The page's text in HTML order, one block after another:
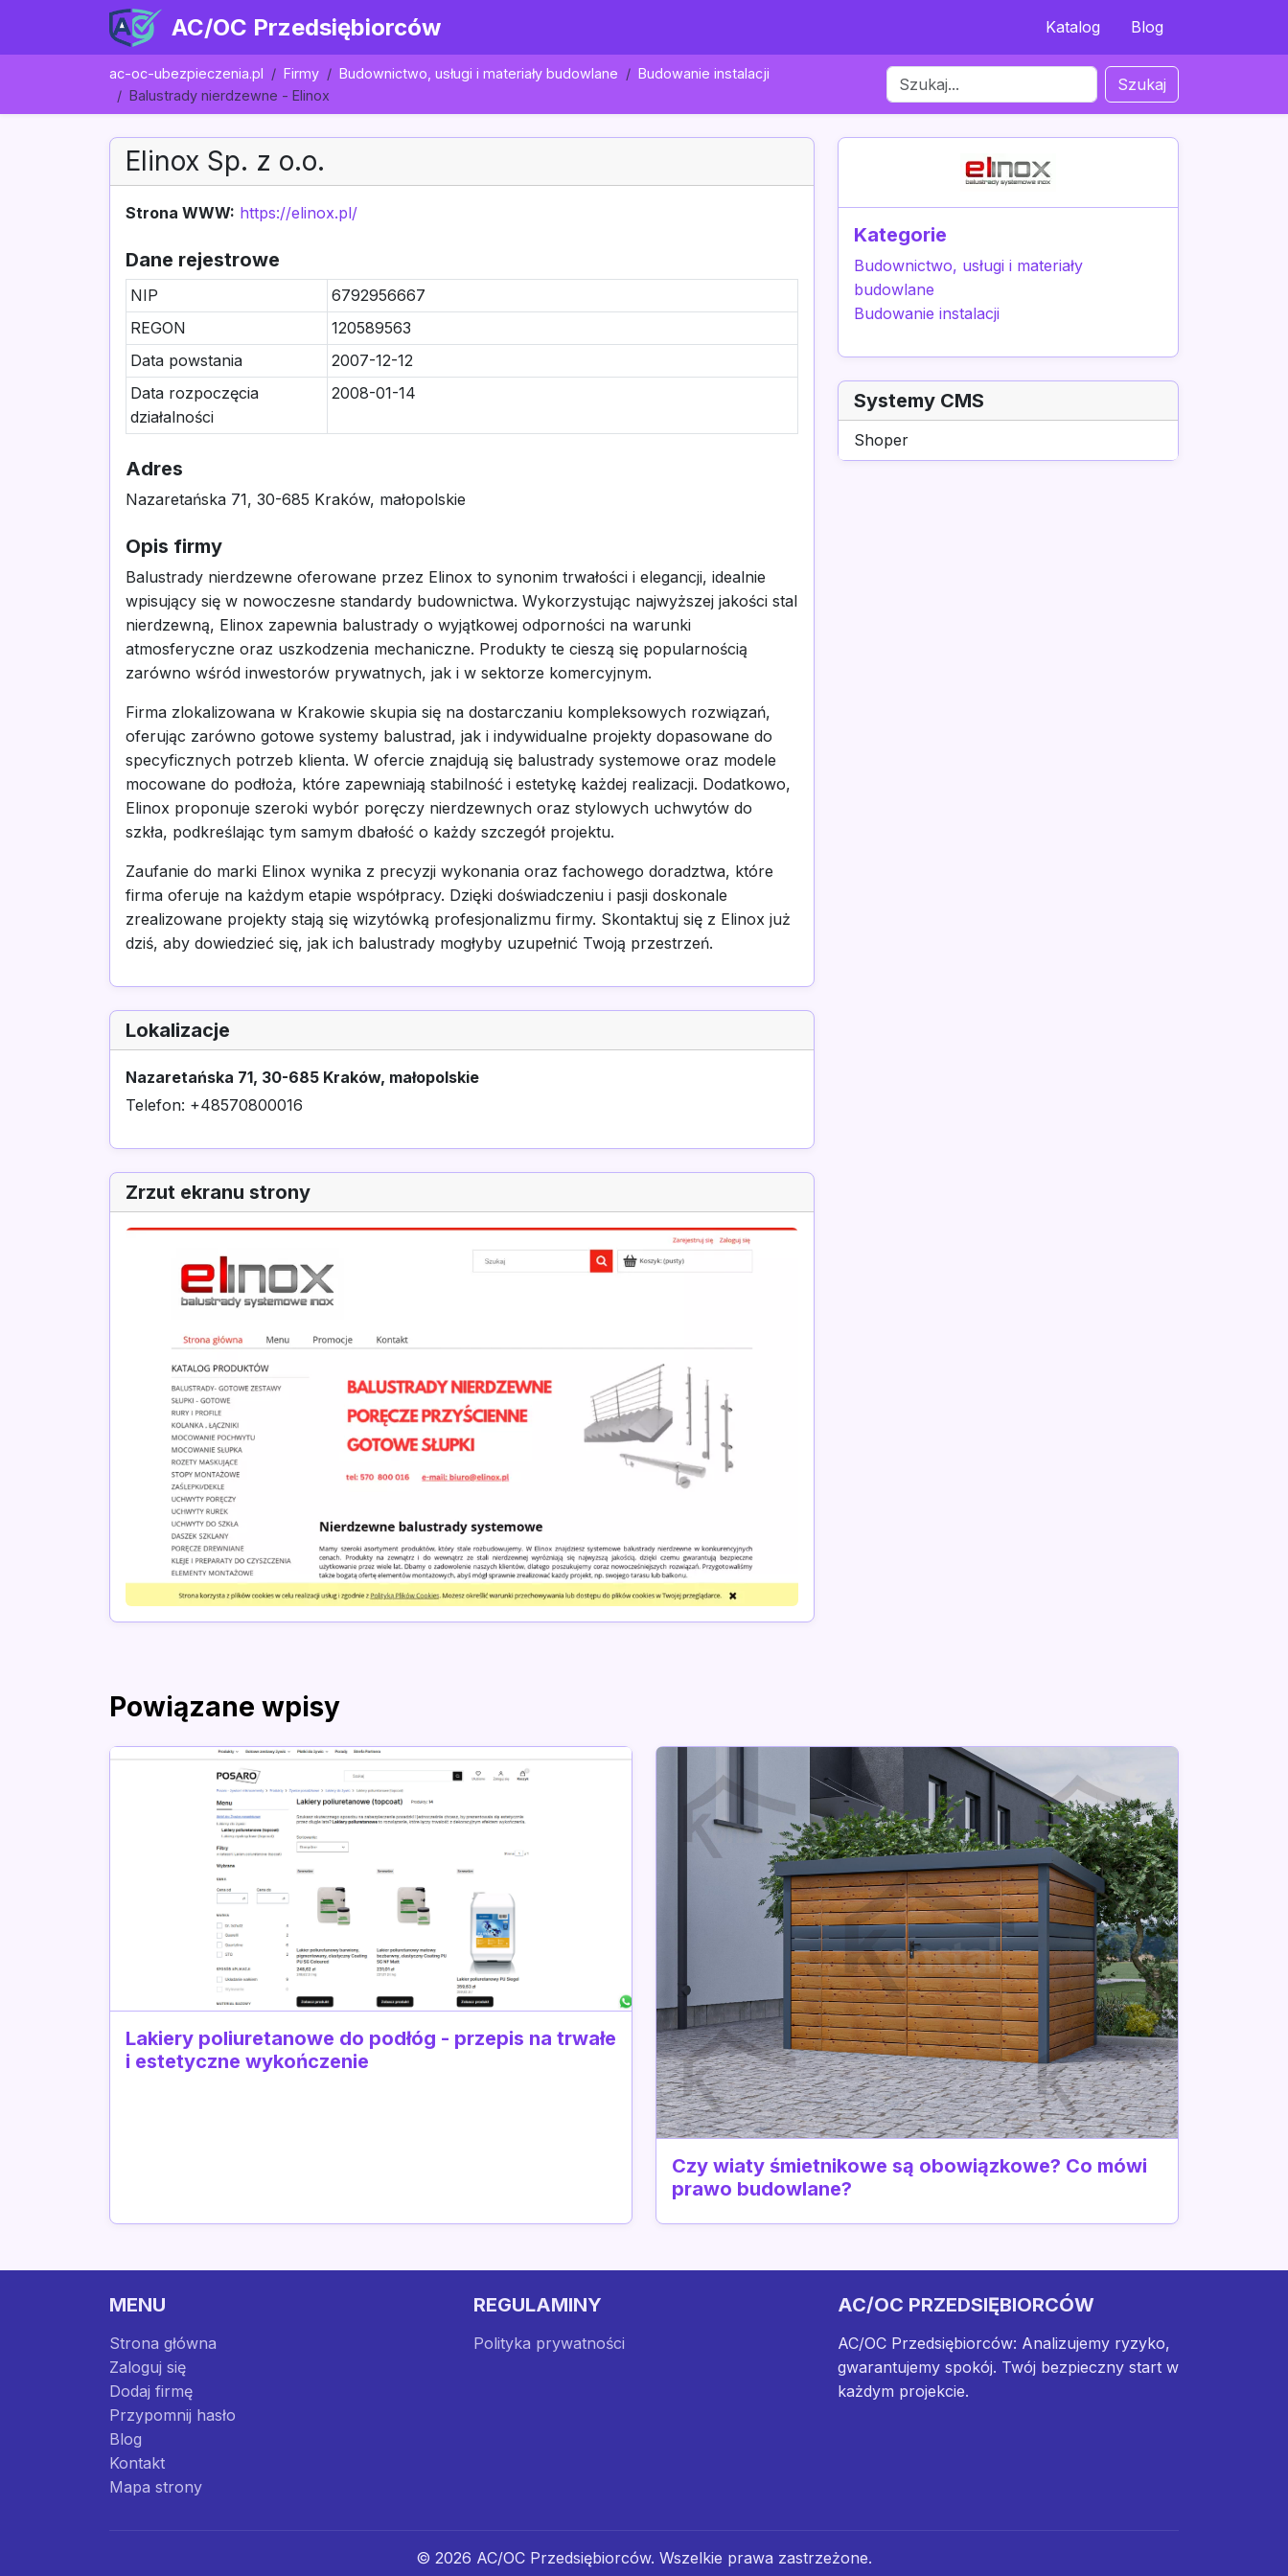
AC/OC Przedsiębiorców Katalog Blog
ac-oc-ubezpieczenia.pl Firmy Budownictwo, usługi i materiały budowlane
Budowanie instalacji
Balustrady nierdzewne - Elinox
Szukaj
Elinox Sp. z o.o.
Strona WWW: https://elinox.pl/
Dane rejestrowe
NIP
6792956667
REGON
120589563
Data powstania
2007-12-12
Data rozpoczęcia
działalności
2008-01-14
Adres
Nazaretańska 71, 30-685 Kraków, małopolskie
Opis firmy
Balustrady nierdzewne oferowane przez Elinox to synonim trwałości i elegancji, idealnie
wpisujący się w nowoczesne standardy budownictwa. Wykorzystując najwyższej jakości stal
nierdzewną, Elinox zapewnia balustrady o wyjątkowej odporności na warunki
atmosferyczne oraz uszkodzenia mechaniczne. Produkty te cieszą się popularnością
zarówno wśród inwestorów prywatnych, jak i w sektorze komercyjnym.
Firma zlokalizowana w Krakowie skupia się na dostarczaniu kompleksowych rozwiązań,
oferując zarówno gotowe systemy balustrad, jak i indywidualne projekty dopasowane do
specyficznych potrzeb klienta. W ofercie znajdują się balustrady systemowe oraz modele
mocowane do podłoża, które zapewniają stabilność i estetykę każdej realizacji. Dodatkowo,
Elinox proponuje szeroki wybór poręczy nierdzewnych oraz stylowych uchwytów do
szkła, podkreślając tym samym dbałość o każdy szczegół projektu.
Zaufanie do marki Elinox wynika z precyzji wykonania oraz fachowego doradztwa, które
firma oferuje na każdym etapie współpracy. Dzięki doświadczeniu i pasji doskonale
zrealizowane projekty stają się wizytówką profesjonalizmu firmy. Skontaktuj się z Elinox już
dziś, aby dowiedzieć się, jak ich balustrady mogłyby uzupełnić Twoją przestrzeń.
Lokalizacje
Nazaretańska 71, 30-685 Kraków, małopolskie
Telefon: +48570800016
Zrzut ekranu strony
Kategorie
Budownictwo, usługi i materiały
budowlane
Budowanie instalacji
Systemy CMS
Shoper
Powiązane wpisy
Lakiery poliuretanowe do podłóg - przepis na trwałe
i estetyczne wykończenie
Czy wiaty śmietnikowe są obowiązkowe? Co mówi
prawo budowlane?
MENU
Strona główna
Zaloguj się
Dodaj firmę
Przypomnij hasło
Blog
Kontakt
Mapa strony
REGULAMINY
Polityka prywatności
AC/OC PRZEDSIĘBIORCÓW
AC/OC Przedsiębiorców: Analizujemy ryzyko,
gwarantujemy spokój. Twój bezpieczny start w
każdym projekcie.
© 2026 AC/OC Przedsiębiorców. Wszelkie prawa zastrzeżone.